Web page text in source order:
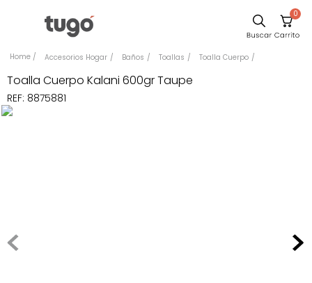
0
Accesorios Hogar Baños Toallas Toalla Cuerpo
Toalla Cuerpo Kalani 600gr Taupe
REF: 8875881
Comedor
Escritorio